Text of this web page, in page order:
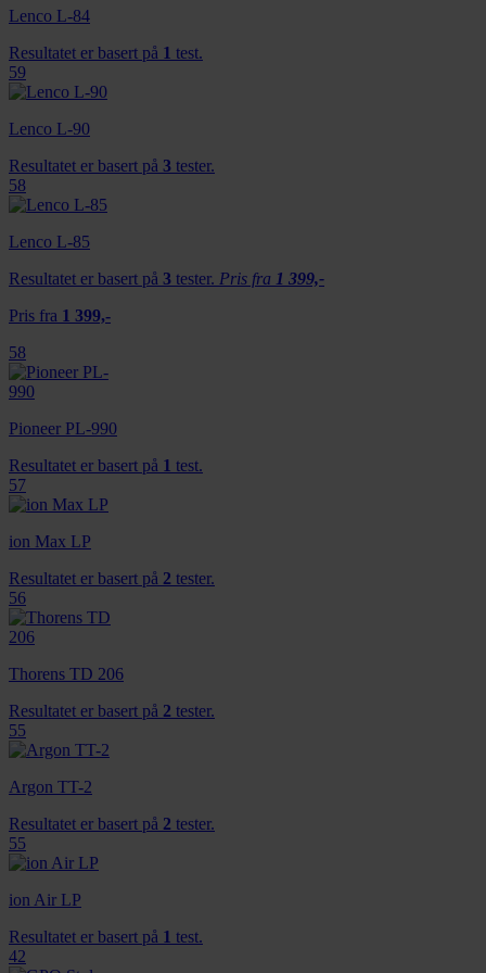
dessuten informasjon om hvordan du bruker nettstedet
vårt, med partnerne våre innen sosiale medier,
med annen informasjon du har gjort tilgjengelig for dem,
eller som de har samlet inn gjennom din bruk av
Lenco L-84
Resultatet er basert på 1 test.
59
Lenco L-90
Resultatet er basert på 3 tester.
58
Lenco L-85
Resultatet er basert på 3 tester. Pris fra 1 399,-
Pris fra 1 399,-
58
Pioneer PL-990
Resultatet er basert på 1 test.
57
ion Max LP
Resultatet er basert på 2 tester.
56
Thorens TD 206
Resultatet er basert på 2 tester.
55
Argon TT-2
Resultatet er basert på 2 tester.
55
ion Air LP
Resultatet er basert på 1 test.
42